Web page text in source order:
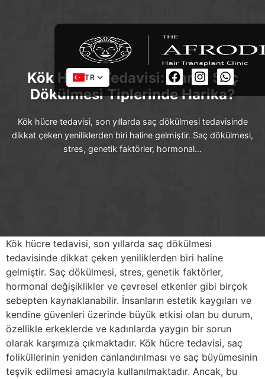
TR
Kök Hücre Tedavisi: Hangi Saç
Dökülmesi Tiplerinde Harika?
Kök hücre tedavisi, son yıllarda saç dökülmesi tedavisinde
dikkat çeken yeniliklerden biri haline gelmiştir. Saç dökülmesi,
stres, genetik faktörler, hormonal…
Kök hücre tedavisi, son yıllarda saç dökülmesi
tedavisinde dikkat çeken yeniliklerden biri haline
gelmiştir. Saç dökülmesi, stres, genetik faktörler,
hormonal değişiklikler ve çevresel etkenler gibi birçok
sebepten kaynaklanabilir. İnsanların estetik kaygıları ve
kendine güvenleri üzerinde büyük etkisi olan bu durum,
özellikle erkeklerde ve kadınlarda yaygın bir sorun
olarak karşımıza çıkmaktadır. Kök hücre tedavisi, saç
foliküllerinin yeniden canlandırılması ve saç büyümesinin
teşvik edilmesi amacıyla kullanılmaktadır. Ancak, bu